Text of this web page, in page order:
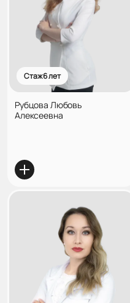
Стаж 6 лет
Рубцова Любовь
Алексеевна